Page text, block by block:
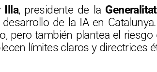
Illa, presidente de la Generalitat
de la IA en
pero también plantea el
límites claros y directrices